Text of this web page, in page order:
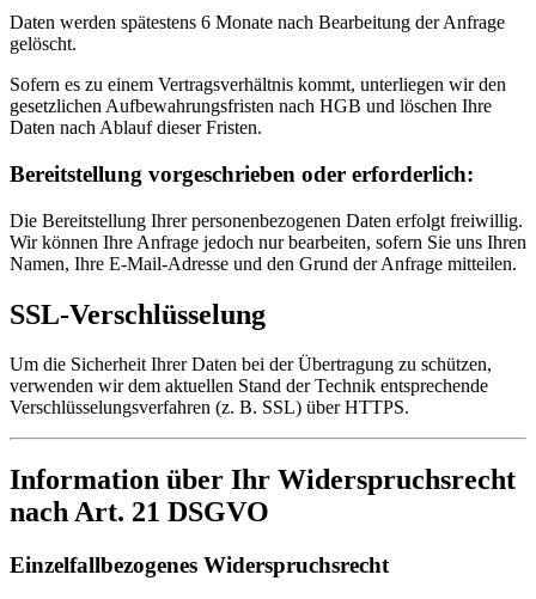
Daten werden spätestens 6 Monate nach Bearbeitung der Anfrage
gelöscht.
Sofern es zu einem Vertragsverhältnis kommt, unterliegen wir den
gesetzlichen Aufbewahrungsfristen nach HGB und löschen Ihre
Daten nach Ablauf dieser Fristen.
Bereitstellung vorgeschrieben oder erforderlich:
Die Bereitstellung Ihrer personenbezogenen Daten erfolgt freiwillig.
Wir können Ihre Anfrage jedoch nur bearbeiten, sofern Sie uns Ihren
Namen, Ihre E-Mail-Adresse und den Grund der Anfrage mitteilen.
SSL-Verschlüsselung
Um die Sicherheit Ihrer Daten bei der Übertragung zu schützen,
verwenden wir dem aktuellen Stand der Technik entsprechende
Verschlüsselungsverfahren (z. B. SSL) über HTTPS.
Information über Ihr Widerspruchsrecht
nach Art. 21 DSGVO
Einzelfallbezogenes Widerspruchsrecht